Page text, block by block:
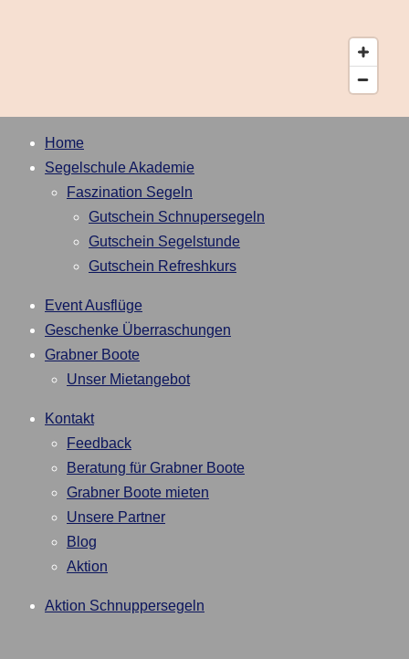
Home
Segelschule Akademie
Faszination Segeln
Gutschein Schnupersegeln
Gutschein Segelstunde
Gutschein Refreshkurs
Event Ausflüge
Geschenke Überraschungen
Grabner Boote
Unser Mietangebot
Kontakt
Feedback
Beratung für Grabner Boote
Grabner Boote mieten
Unsere Partner
Blog
Aktion
Aktion Schnuppersegeln